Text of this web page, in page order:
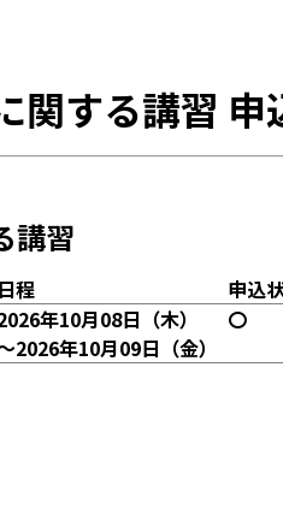
関する講習
講習
日程 申込
年10月08日（木）
2026年10月09日（金）
〇